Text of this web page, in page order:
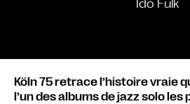
Ido Fulk
Köln 75 retrace l’histoire vraie
l’un des albums de jazz solo les